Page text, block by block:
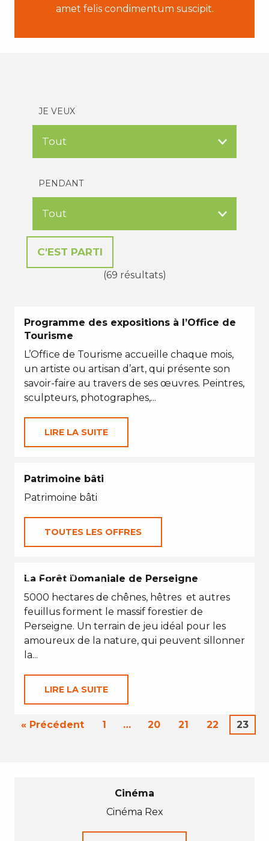
amet felis condimentum suscipit.
JE VEUX
PENDANT
(69 résultats)
Programme des expositions à l’Office de
Tourisme
L’Office de Tourisme accueille chaque mois,
un artiste ou artisan d’art, qui présente son
savoir-faire au travers de ses œuvres. Peintres,
sculpteurs, photographes,...
LIRE LA SUITE
Patrimoine bâti
Patrimoine bâti
TOUTES LES OFFRES
EN TOUTES SAISONS
La Forêt Domaniale de Perseigne
5000 hectares de chênes, hêtres et autres
feuillus forment le massif forestier de
Perseigne. Un terrain de jeu idéal pour les
amoureux de la nature, qui peuvent sillonner
la...
LIRE LA SUITE
« Précédent 1 … 20 21 22 23
Cinéma
Cinéma Rex